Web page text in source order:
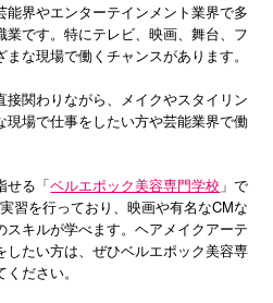
界やエンターテインメント業界で多
業です。特にテレビ、映画、舞台、フ
な現場で働くチャンスがあります。
関わりながら、メイクやスタイリン
現場で仕事をしたい方や芸能業界で働
せる「ベルエポック美容専門学校 」で
習を行っており、映画や有名なCMな
スキルが学べます。ヘアメイクアーテ
したい方は、ぜひベルエポック美容専
ださい。